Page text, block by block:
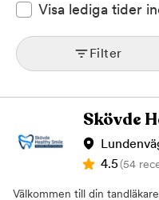
Visa lediga tider
Filter
Skövde
4.5(54
Välkommen till din